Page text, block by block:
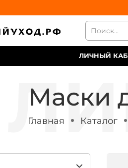
ЛИЧНЫЙ
Маски
Главная Каталог